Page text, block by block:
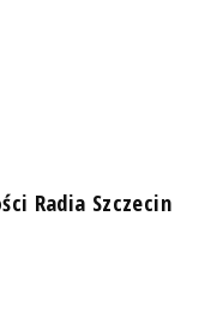
Radia Szczecin